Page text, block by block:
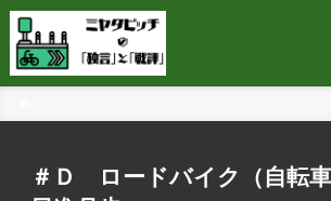
＃Ｄ ロードバイク（自転